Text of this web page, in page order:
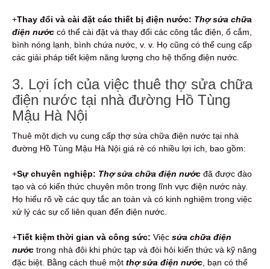
+Thay đổi và cài đặt các thiết bị điện nước: Thợ sửa chữa
điện nước có thể cài đặt và thay đổi các công tắc điện, ổ cắm,
bình nóng lạnh, bình chứa nước, v. v. Họ cũng có thể cung cấp
các giải pháp tiết kiệm năng lượng cho hệ thống điện nước.
3. Lợi ích của việc thuê thợ sửa chữa
điện nước tại nhà đường Hồ Tùng
Mậu Hà Nội
Thuê một dịch vụ cung cấp thợ sửa chữa điện nước tại nhà
đường Hồ Tùng Mậu Hà Nội giá rẻ có nhiều lợi ích, bao gồm:
+Sự chuyên nghiệp: Thợ sửa chữa điện nước đã được đào
tạo và có kiến thức chuyên môn trong lĩnh vực điện nước này.
Họ hiểu rõ về các quy tắc an toàn và có kinh nghiệm trong việc
xử lý các sự cố liên quan đến điện nước.
+Tiết kiệm thời gian và công sức: Việc sửa chữa điện
nước trong nhà đôi khi phức tạp và đòi hỏi kiến thức và kỹ năng
đặc biệt. Bằng cách thuê một thợ sửa điện nước , bạn có thể